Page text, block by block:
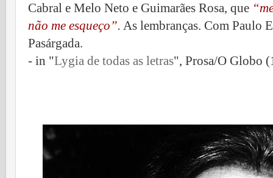
Cabral e Melo Neto e Guimarães Rosa, que
não me esqueço”. As lembranças. Com Paulo
Pasárgada.
- in "Lygia de todas as letras", Prosa/O Globo